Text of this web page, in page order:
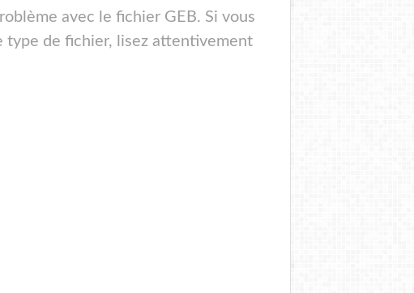
avec le fichier GEB. Si vous
type de fichier, lisez attentivement